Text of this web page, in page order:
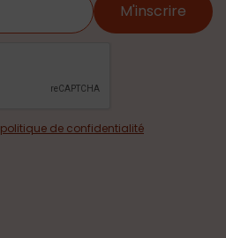
M'inscrire
politique de confidentialité